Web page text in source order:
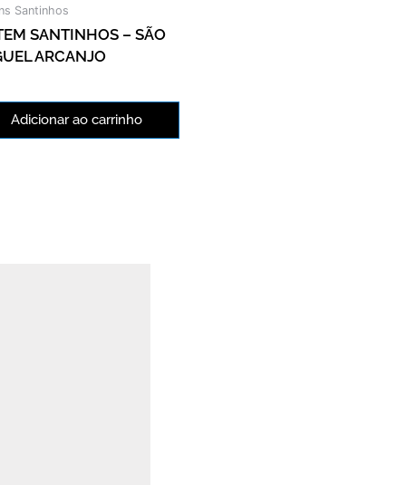
Santinhos
SANTINHOS – SÃO
ARCANJO
Adicionar ao carrinho